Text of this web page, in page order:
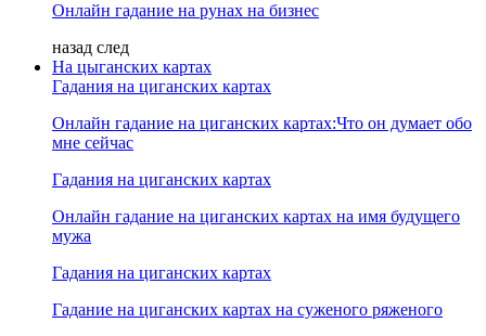
Онлайн гадание на рунах на бизнес
назад след
На цыганских картах
Гадания на циганских картах
Онлайн гадание на циганских картах:Что он думает обо
мне сейчас
Гадания на циганских картах
Онлайн гадание на циганских картах на имя будущего
мужа
Гадания на циганских картах
Гадание на циганских картах на суженого ряженого